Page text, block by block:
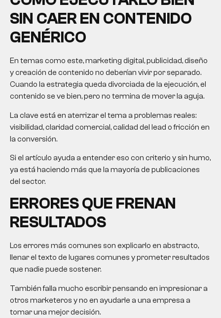
SIN CAER EN CONTENIDO
GENÉRICO
En temas como este, marketing digital, publicidad, diseño
y creación de contenido no deberían vivir por separado.
Cuando la estrategia queda divorciada de la ejecución, el
contenido se ve bien, pero no termina de mover la aguja.
La clave está en aterrizar el tema a problemas reales:
visibilidad, claridad comercial, calidad del lead o fricción en
la conversión.
Si el artículo ayuda a entender eso con criterio y sin humo,
ya está haciendo más que la mayoría de publicaciones
del sector.
ERRORES QUE FRENAN
RESULTADOS
Los errores más comunes son explicarlo en abstracto,
llenar el texto de lugares comunes y prometer resultados
que nadie puede sostener.
También falla mucho escribir pensando en impresionar a
otros marketeros y no en ayudarle a una empresa a
tomar una mejor decisión.